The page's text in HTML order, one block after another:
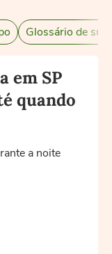
Glossário de
em SP
quando
a noite